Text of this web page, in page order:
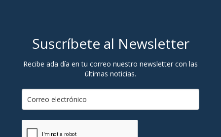
Suscríbete al Newsletter
Recibe ada día en tu correo nuestro newsletter con las
últimas noticias.